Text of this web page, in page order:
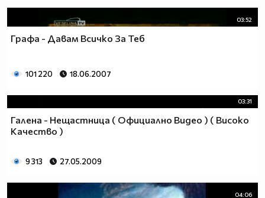
03:52
Графа - Давам Всичко За Теб
101 220 18.06.2007
03:31
Галена - Нещастница ( Официално Видео ) ( Високо
Качество )
9 313 27.05.2009
04:06